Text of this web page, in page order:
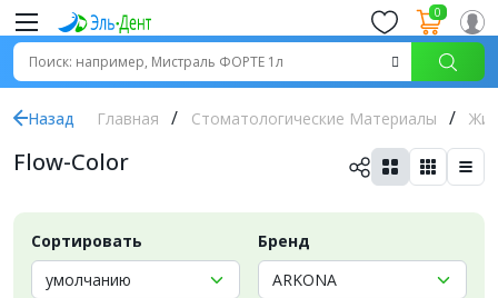
0
Назад Главная Стоматологические Материалы
Flow-Color
Сортировать Бренд